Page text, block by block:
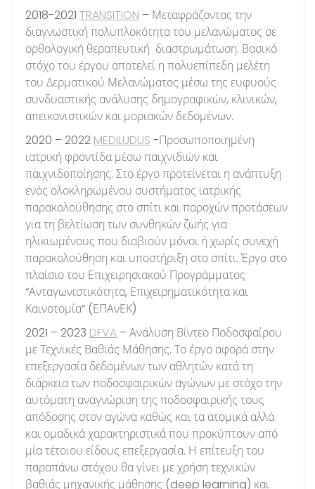
2018-2021 TRANSITION – Μεταφράζοντας την
διαγνωστική πολυπλοκότητα του μελανώματος σε
ορθολογική θεραπευτική διαστρωμάτωση. Βασικό
στόχο του έργου αποτελεί η πολυεπίπεδη μελέτη
του Δερματικού Μελανώματος μέσω της ευφυούς
συνδυαστικής ανάλυσης δημογραφικών, κλινικών,
απεικονιστικών και μοριακών δεδομένων.
2020 – 2022 MEDILUDUS -Προσωποποιημένη
ιατρική φροντίδα μέσω παιχνιδιών και
παιχνιδοποίησης. Στο έργο προτείνεται η ανάπτυξη
ενός ολοκληρωμένου συστήματος ιατρικής
παρακολούθησης στο σπίτι και παροχών προτάσεων
για τη βελτίωση των συνθηκών ζωής για
ηλικιωμένους που διαβιούν μόνοι ή χωρίς συνεχή
παρακολούθηση και υποστήριξη στο σπίτι. Έργο στο
πλαίσιο του Επιχειρησιακού Προγράμματος
“Ανταγωνιστικότητα, Επιχειρηματικότητα και
Καινοτομία” (ΕΠΑνΕΚ)
2021 – 2023 DFVA – Ανάλυση Βίντεο Ποδοσφαίρου
με Τεχνικές Βαθιάς Μάθησης. Το έργο αφορά στην
επεξεργασία δεδομένων των αθλητών κατά τη
διάρκεια των ποδοσφαιρικών αγώνων με στόχο την
αυτόματη αναγνώριση της ποδοσφαιρικής τους
απόδοσης στον αγώνα καθώς και τα ατομικά αλλά
και ομαδικά χαρακτηριστικά που προκύπτουν από
μία τέτοιου είδους επεξεργασία. Η επίτευξη του
παραπάνω στόχου θα γίνει με χρήση τεχνικών
βαθιάς μηχανικής μάθησης (deep learning) και